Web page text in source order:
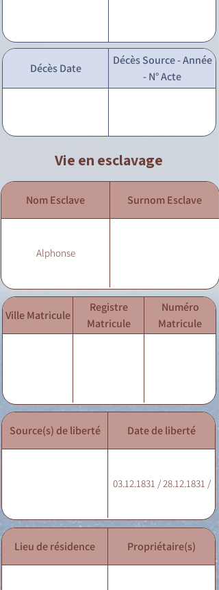
Décès Date
Décès Source - Année
- N° Acte
Vie en esclavage
Nom Esclave Surnom Esclave
Alphonse
Ville Matricule
Registre
Matricule
Numéro
Matricule
Source(s) de liberté Date de liberté
03.12.1831 / 28.12.1831 /
Lieu de résidence Propriétaire(s)